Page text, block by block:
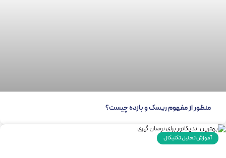
منظور از مفهوم ریسک و بازده چیست؟
آموزش تحلیل تکنیکال